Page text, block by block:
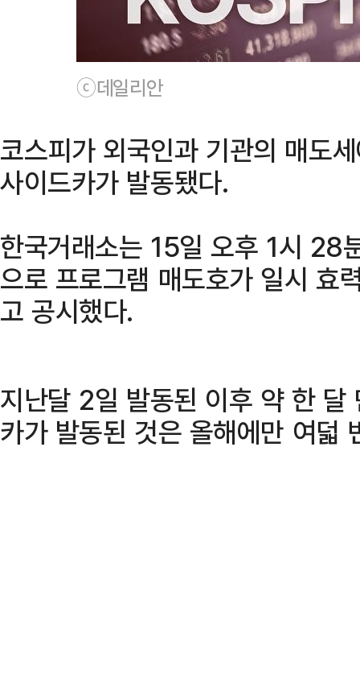
ⓒ데일리안
코스피가 외국인과 기관의 매도
사이드카가 발동됐다.
한국거래소는 15일 오후 1시 28
으로 프로그램 매도호가 일시 효
고 공시했다.
지난달 2일 발동된 이후 약 한 달
카가 발동된 것은 올해에만 여덟